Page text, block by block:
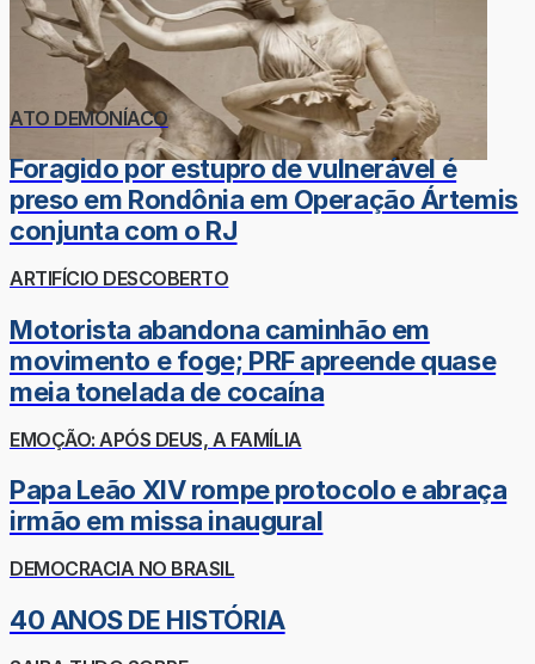
ATO DEMONÍACO
Foragido por estupro de vulnerável é
preso em Rondônia em Operação Ártemis
conjunta com o RJ
ARTIFÍCIO DESCOBERTO
Motorista abandona caminhão em
movimento e foge; PRF apreende quase
meia tonelada de cocaína
EMOÇÃO: APÓS DEUS, A FAMÍLIA
Papa Leão XIV rompe protocolo e abraça
irmão em missa inaugural
DEMOCRACIA NO BRASIL
40 ANOS DE HISTÓRIA